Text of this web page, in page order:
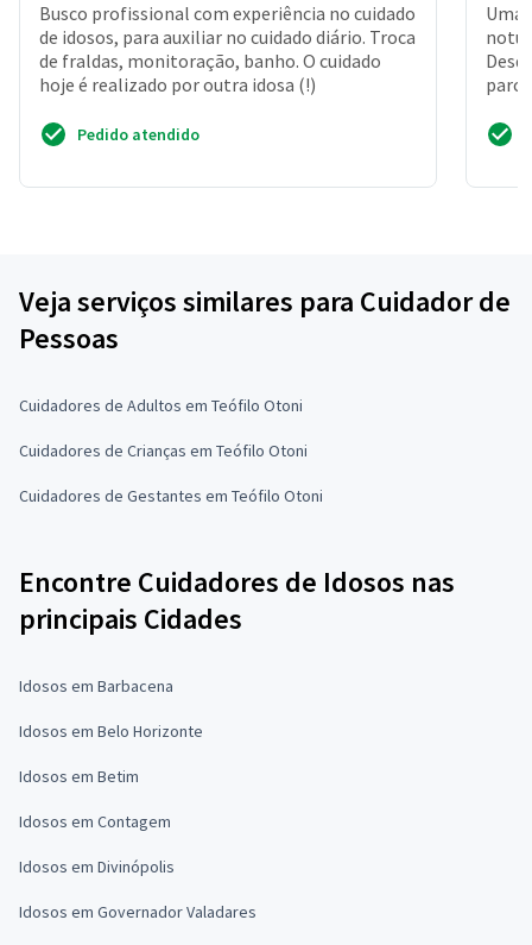
Busco profissional com experiência no cuidado
de idosos, para auxiliar no cuidado diário. Troca
de fraldas, monitoração, banho. O cuidado
hoje é realizado por outra idosa (!)
Pedido atendido
Uma
Veja serviços similares para Cuidador de
Pessoas
Cuidadores de Adultos em Teófilo Otoni
Cuidadores de Crianças em Teófilo Otoni
Cuidadores de Gestantes em Teófilo Otoni
Encontre Cuidadores de Idosos nas
principais Cidades
Idosos em Barbacena
Idosos em Belo Horizonte
Idosos em Betim
Idosos em Contagem
Idosos em Divinópolis
Idosos em Governador Valadares